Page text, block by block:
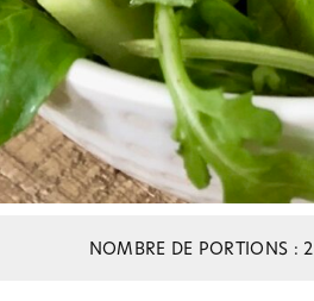
NOMBRE DE PORTIONS : 2